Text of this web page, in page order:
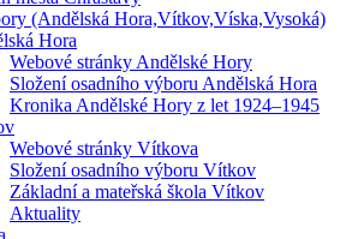
(Andělská Hora,Vítkov,Víska,Vysoká)
Hora
Webové stránky Andělské Hory
Složení osadního výboru Andělská Hora
Kronika Andělské Hory z let 1924–1945
Webové stránky Vítkova
Složení osadního výboru Vítkov
Základní a mateřská škola Vítkov
Aktuality